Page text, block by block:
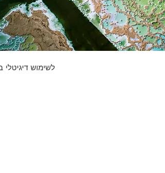
לשימוש דיגיטלי